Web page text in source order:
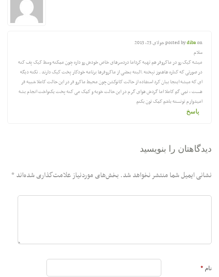
posted bydibaon
جولای 23, 2013
سلام
میشه کیک رو در ماکروفر هم تهیه کرداما دردسرهای خاص خودش رو داره چون ممکنه وسط کیک پف کنه
در صورتی که کناره هاهنوز نپخته .البته بعضی از ماکروفرها برنامه خودکار پخت کیک دارند . نکته دیگه
ای که میشه اینجا بیان کرد استفاده از حالت کانوکشن چون محیط ماکرو فر در این حالت کاملا شبیه فر
هست ، نمی گم کاملا اما گردش هوای گرم در این حالت خوبه و کمک می کنه پخت یکنواخت انجام بشه
امیدوارم تونسته باشم کمک تون بکنم
پاسخ
دیدگاهتان را بنویسید
نشانی ایمیل شما منتشر نخواهد شد. بخش‌های موردنیاز علامت‌گذاری شده‌اند *
نام *